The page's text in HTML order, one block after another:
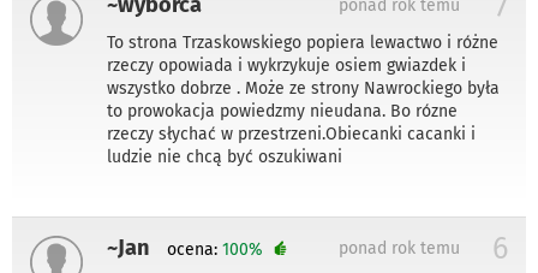
ponad rok temu
To strona Trzaskowskiego popiera lewactwo i różne
rzeczy opowiada i wykrzykuje osiem gwiazdek i
wszystko dobrze . Może ze strony Nawrockiego była
to prowokacja powiedzmy nieudana. Bo rózne
rzeczy słychać w przestrzeni.Obiecanki cacanki i
ludzie nie chcą być oszukiwani
~Jan 6
ponad rok temu
ocena: 100%